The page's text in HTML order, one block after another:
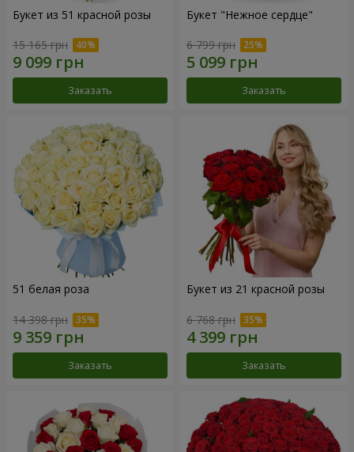
Букет из 51 красной розы
15 165 грн
Заказать
Букет "Нежное сердце"
6 799 грн
Заказать
51 белая роза
14 398 грн
Заказать
Букет из 21 красной розы
6 768 грн
Заказать